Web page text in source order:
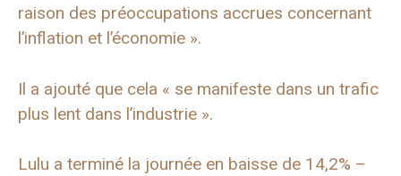
raison des préoccupations accrues concernant
l’inflation et l’économie ».
Il a ajouté que cela « se manifeste dans un trafic
plus lent dans l’industrie ».
Lulu a terminé la journée en baisse de 14,2% –